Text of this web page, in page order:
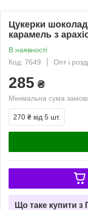
Цукерки
карамель з
В наявності
Код: 7649
Опт і
285 ₴
Мінімальна сума
270 ₴ від 5 шт.
Що таке купити з